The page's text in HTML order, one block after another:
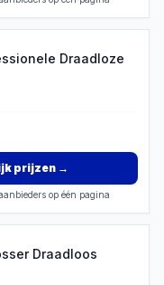
Draadloze
prijzen→
op één pagina
Draadloos